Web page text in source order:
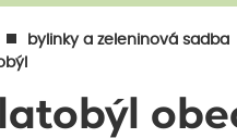
bylinky a zeleninová sadba